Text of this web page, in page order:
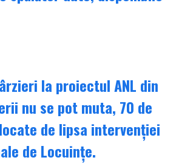
la proiectul ANL din
nu se pot muta, 70 de
de lipsa intervenției
de Locuințe.